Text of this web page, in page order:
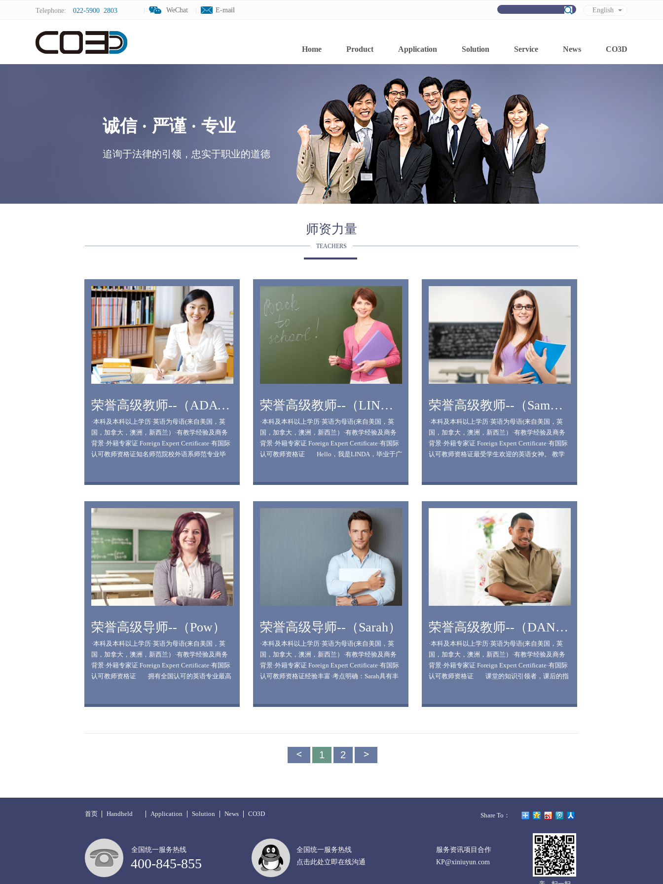
Telephone: 022-5900 2803
English
E-mail
WeChat E-mail
WeChat
Home Product Application Solution Service News CO3D
诚信 · 严谨 · 专业
追询于法律的引领，忠实于职业的道德
师资力量
TEACHERS
荣誉高级教师--（ADAWONG）
·本科及本科以上学历·英语为母语(来自美国，英
国，加拿大，澳洲，新西兰）·有教学经验及商务
背景·外籍专家证 Foreign Expert Certificate·有国际
认可教师资格证知名师范院校外语系师范专业毕
的经历，让我对中、外的小学生的语言学习有了更
注的出发点； 另外，语言不仅是一门语言，同时
也是一种文化；更难得是的思维习惯的养成；我喜
欢活跃互动的课堂形式，有趣的课堂形式利于提高
学生的学习积极性，同时我也很喜欢教授学生掌握
解题的关键，各类口诀梳理语法重难点是掌握的捷
径！
荣誉高级教师--（LINDA）
·本科及本科以上学历·英语为母语(来自美国，英
国，加拿大，澳洲，新西兰）·有教学经验及商务
背景·外籍专家证 Foreign Expert Certificate·有国际
认可教师资格证 Hello，我是LINDA，毕业于广
大胆开口说，英语是一种语言，重要的是懂得如何
更容易学习英语。我喜欢活跃互动的课堂形式，有
趣的课堂形式利于提高学生的学习积极性，帮助你
找到适合自己的英语学习方法、掌握解题的关键，
独特而有个性的教学风格是我的课堂。
荣誉高级教师--（Sammi）
·本科及本科以上学历·英语为母语(来自美国，英
国，加拿大，澳洲，新西兰）·有教学经验及商务
背景·外籍专家证 Foreign Expert Certificate·有国际
认可教师资格证最受学生欢迎的英语女神。 教学
创下英语科目班均人数最多纪录； 曾参加高考口
教学特点：10年丰富的教学经验，执教高三保证班
超过6年。自创语法填空（Grammar）稳夺8空技
巧，小作文首句法，20分钟高分大作文速成法，助
你挑战速度极限。2013年以来Sammi所带的班期期
爆棚，人数居高不下，被学生奉为英语女神。
荣誉高级导师--（Pow）
·本科及本科以上学历·英语为母语(来自美国，英
国，加拿大，澳洲，新西兰）·有教学经验及商务
背景·外籍专家证 Foreign Expert Certificate·有国际
认可教师资格证 拥有全国认可的英语专业最高
Reading, Speaking, Listening, Writing课堂教学技
荣誉高级导师--（Sarah）
·本科及本科以上学历·英语为母语(来自美国，英
国，加拿大，澳洲，新西兰）·有教学经验及商务
背景·外籍专家证 Foreign Expert Certificate·有国际
认可教师资格证经验丰富·考点明确：Sarah具有丰
英语考点，提炼各类“易错题”、“高频题”;善于归纳
笃笑”风格，打造具有个人特色的幽默课堂，为学
生们提供轻松、愉悦的学习环境。对于初中英语较
荣誉高级教师--（DANDY）
·本科及本科以上学历·英语为母语(来自美国，英
国，加拿大，澳洲，新西兰）·有教学经验及商务
背景·外籍专家证 Foreign Expert Certificate·有国际
认可教师资格证 课堂的知识引领者，课后的指
特别的独家口诀教学方法，急速解决音标和词语记
1 2
Handheld
Application Solution News CO3D Share To：
首页
全国统一服务热线
400-845-855
全国统一服务热线
点击此处立即在线沟通
服务资讯项目合作
KP@xiniuyun.com